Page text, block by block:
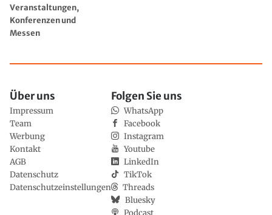
Veranstaltungen,
Konferenzen und
Messen
Über uns
Impressum
Team
Werbung
Kontakt
AGB
Datenschutz
Datenschutzeinstellungen
Folgen Sie uns
WhatsApp
Facebook
Instagram
Youtube
LinkedIn
TikTok
Threads
Bluesky
Podcast